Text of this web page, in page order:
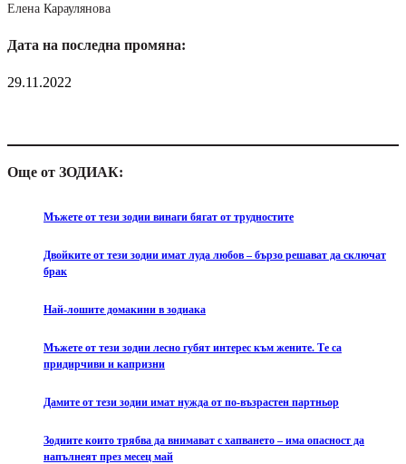
Елена Караулянова
Дата на последна промяна:
29.11.2022
Още от ЗОДИАК:
Мъжете от тези зодии винаги бягат от трудностите
Двойките от тези зодии имат луда любов – бързо решават да сключат
брак
Най-лошите домакини в зодиака
Мъжете от тези зодии лесно губят интерес към жените. Те са
придирчиви и капризни
Дамите от тези зодии имат нужда от по-възрастен партньор
Зодиите които трябва да внимават с хапването – има опасност да
напълнеят през месец май